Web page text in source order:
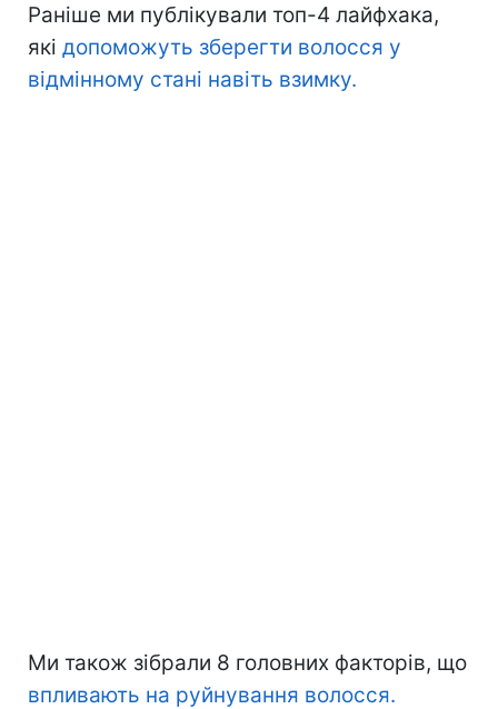
Раніше ми публікували топ-4 лайфхака,
які допоможуть зберегти волосся у
відмінному стані навіть взимку.
Ми також зібрали 8 головних факторів, що
впливають на руйнування волосся.